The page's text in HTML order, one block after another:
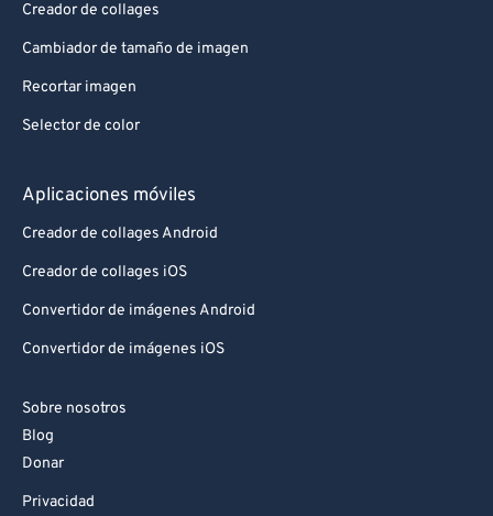
Creador de collages
Cambiador de tamaño de imagen
Recortar imagen
Selector de color
Aplicaciones móviles
Creador de collages Android
Creador de collages iOS
Convertidor de imágenes Android
Convertidor de imágenes iOS
Sobre nosotros
Blog
Donar
Privacidad